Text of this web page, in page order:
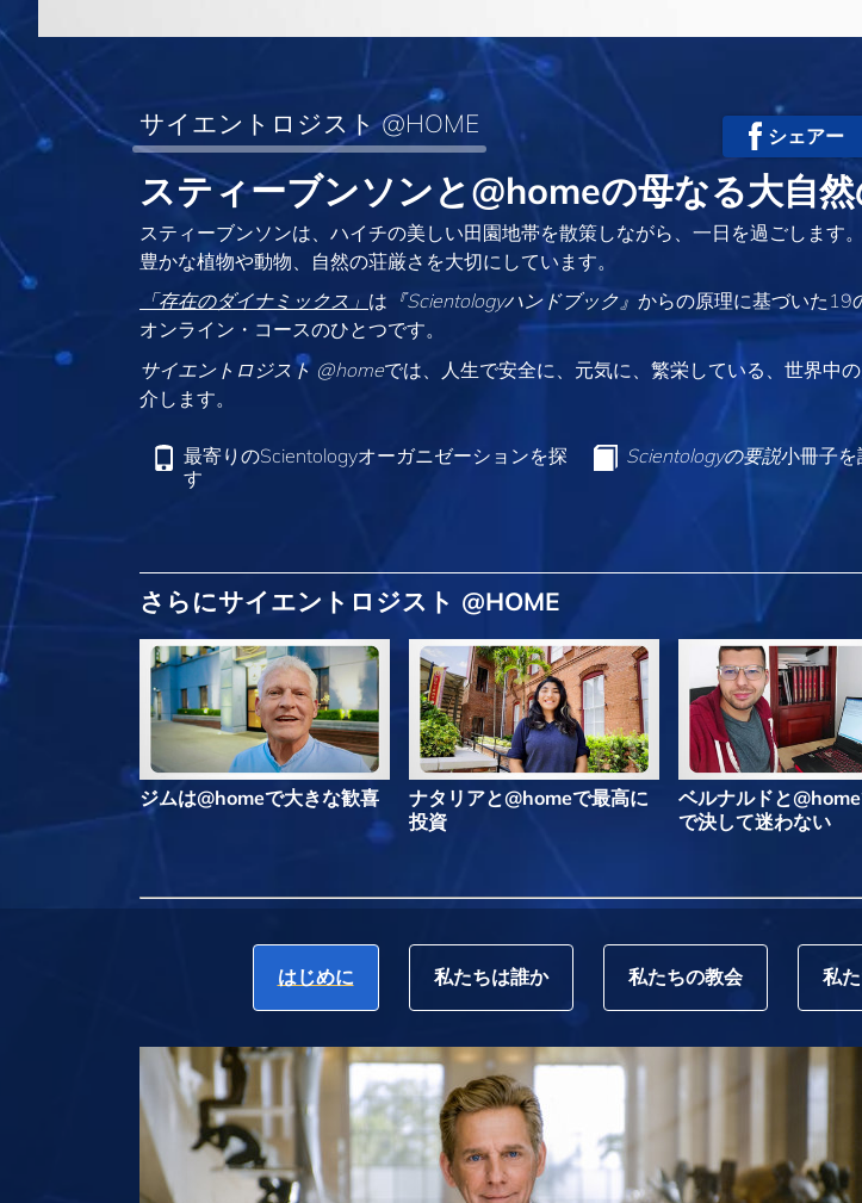
サイエントロジスト @HOME シェアー
スティーブンソンと@homeの母なる大自
スティーブンソンは、ハイチの美しい田園地帯を散策しながら、一日を過ごします
豊かな植物や動物、自然の荘厳さを大切にしています。
「存在のダイナミックス」 は 『Scientologyハンドブック』 からの原理に基づいた19
オンライン・コースのひとつです。
サイエントロジスト @homeでは、人生で安全に、元気に、繁栄している、世界中
介します。
最寄りのScientologyオーガニゼーションを探
す
Scientologyの要説小冊子を
さらにサイエントロジスト @HOME
ジムは@homeで大きな歓喜
ナタリアと@homeで最高に
投資
ベルナルドと
で決して迷わない
はじめに 私たちは誰か 私たちの教会 私